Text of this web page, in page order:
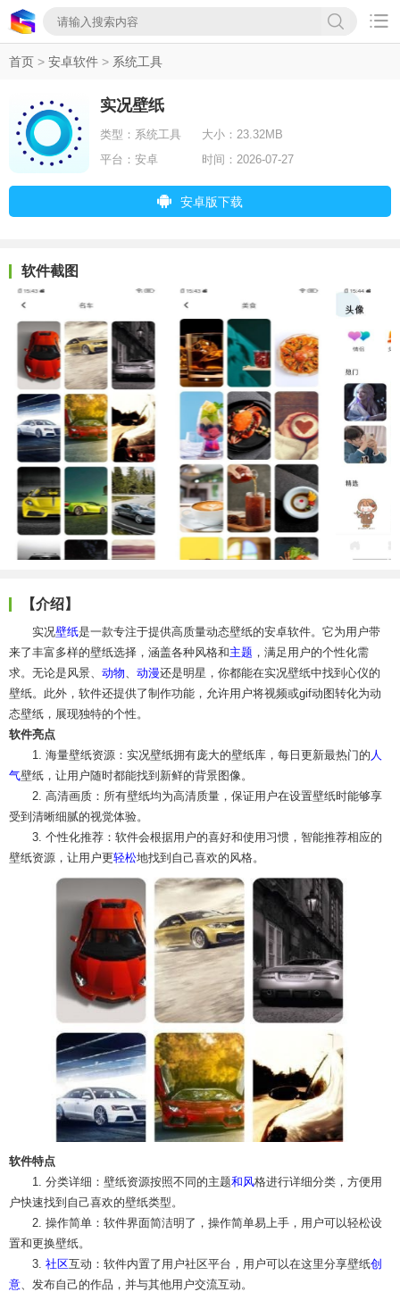

首页 > 安卓软件 > 系统工具
实况壁纸
类型： 系统工具 大小： 23.32MB
平台： 安卓 时间： 2026-07-27
安卓版下载
软件截图
【介绍】
实况壁纸是一款专注于提供高质量动态壁纸的安卓软件。它为用户带
来了丰富多样的壁纸选择，涵盖各种风格和主题 ，满足用户的个性化需
求。无论是风景、 动物 动漫还是明星，你都能在实况壁纸中找到心仪的
壁纸。此外，软件还提供了制作功能，允许用户将视频或gif动图转化为动
态壁纸，展现独特的个性。
软件亮点
1. 海量壁纸资源：实况壁纸拥有庞大的壁纸库，每日更新最热门的 人
气壁纸，让用户随时都能找到新鲜的背景图像。
2. 高清画质：所有壁纸均为高清质量，保证用户在设置壁纸时能够享
受到清晰细腻的视觉体验。
3. 个性化推荐：软件会根据用户的喜好和使用习惯，智能推荐相应的
壁纸资源，让用户更轻松地找到自己喜欢的风格。
软件特点
1. 分类详细：壁纸资源按照不同的主题和风格进行详细分类，方便用
户快速找到自己喜欢的壁纸类型。
2. 操作简单：软件界面简洁明了，操作简单易上手，用户可以轻松设
置和更换壁纸。
3. 社区互动：软件内置了用户社区平台，用户可以在这里分享壁纸创
意 、发布自己的作品，并与其他用户交流互动。